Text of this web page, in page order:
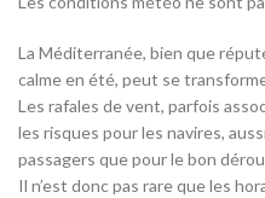
La Méditerranée, bien que
calme en été, peut se
Les rafales de vent, parfois
les risques pour les navires,
passagers que pour le bon
Il n’est donc pas rare que les